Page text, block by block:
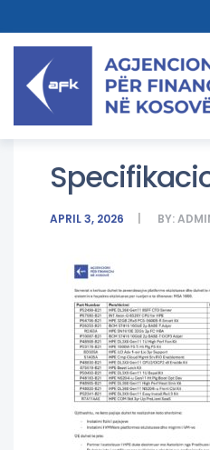
APRIL 3, 2026 BY: